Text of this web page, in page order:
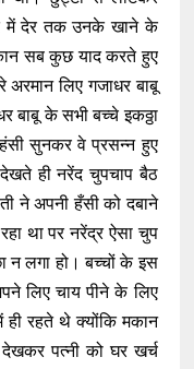
में देर तक उनके खाने के
सब कुछ याद करते हुए
लिए गजाधर बाबू
बाबू के सभी बच्चे इकठ्ठा
सुनकर वे प्रसन्न हुए
ही नरेंद चुपचाप बैठ
ने अपनी हँसी को दबाने
था पर नरेंद्र ऐसा चुप
न लगा हो। बच्चों के इस
लिए चाय पीने के लिए
ही रहते थे क्योंकि मकान
पत्नी को घर खर्च